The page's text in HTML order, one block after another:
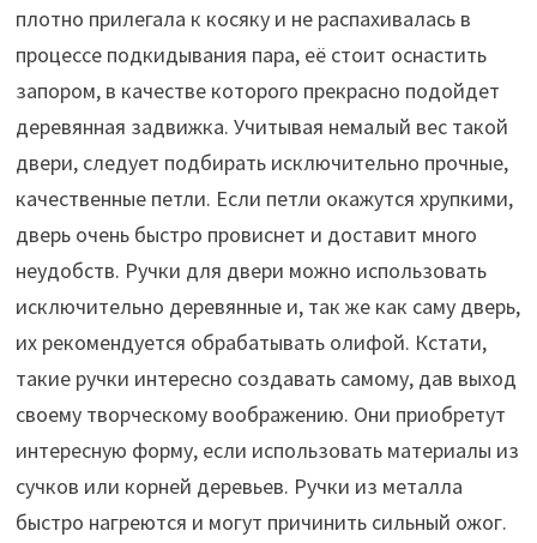
плотно прилегала к косяку и не распахивалась в
процессе подкидывания пара, её стоит оснастить
запором, в качестве которого прекрасно подойдет
деревянная задвижка. Учитывая немалый вес такой
двери, следует подбирать исключительно прочные,
качественные петли. Если петли окажутся хрупкими,
дверь очень быстро провиснет и доставит много
неудобств. Ручки для двери можно использовать
исключительно деревянные и, так же как саму дверь,
их рекомендуется обрабатывать олифой. Кстати,
такие ручки интересно создавать самому, дав выход
своему творческому воображению. Они приобретут
интересную форму, если использовать материалы из
сучков или корней деревьев. Ручки из металла
быстро нагреются и могут причинить сильный ожог.